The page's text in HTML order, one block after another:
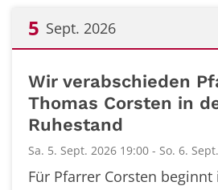
5 Sept. 2026
Wir verabschieden
Thomas Corsten in
Ruhestand
Sa. 5. Sept. 2026 19:00 - So. 6.
Für Pfarrer Corsten